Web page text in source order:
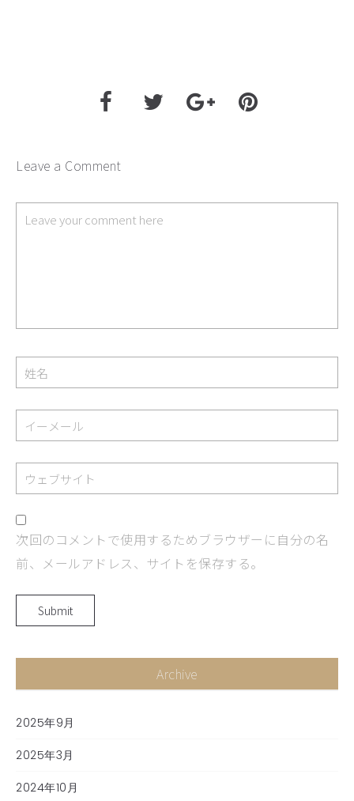
Leave a Comment
次回のコメントで使用するためブラウザーに自分の名
前、メールアドレス、サイトを保存する。
Archive
2025年9月
2025年3月
2024年10月